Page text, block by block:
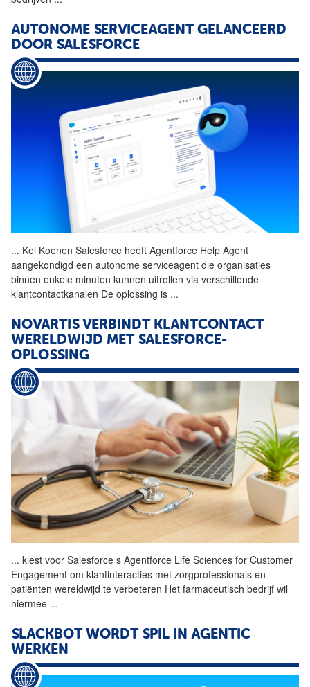
AUTONOME SERVICEAGENT GELANCEERD
DOOR SALESFORCE
... Kel Koenen Salesforce heeft Agentforce Help Agent
aangekondigd een autonome serviceagent die organisaties
binnen enkele minuten kunnen uitrollen via verschillende
klantcontactkanalen De oplossing is ...
NOVARTIS VERBINDT KLANTCONTACT
WERELDWIJD MET SALESFORCE-
OPLOSSING
... kiest voor Salesforce s Agentforce Life Sciences for Customer
Engagement om klantinteracties met zorgprofessionals en
patiënten wereldwijd te verbeteren Het farmaceutisch bedrijf wil
hiermee ...
SLACKBOT WORDT SPIL IN AGENTIC
WERKEN